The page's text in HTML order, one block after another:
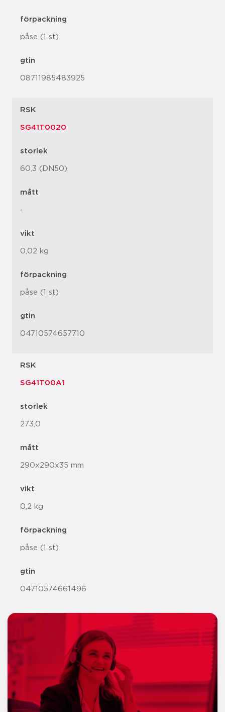
förpackning
påse (1 st)
gtin
08711985483925
RSK
SG41T0020
storlek
60,3 (DN50)
mått
-
vikt
0,02 kg
förpackning
påse (1 st)
gtin
04710574657710
RSK
SG41T00A1
storlek
273,0
mått
290x290x35 mm
vikt
0,2 kg
förpackning
påse (1 st)
gtin
04710574661496